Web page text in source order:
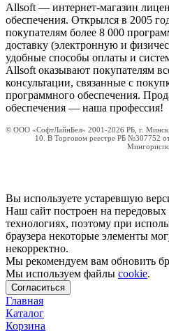
Allsoft — интернет-магазин
обеспечения. Открылся в 2005
покупателям более 8 000
доставку (электронную и
удобные способы оплаты и
Allsoft оказывают покупателям
консультации, связанные с
программного обеспечения.
обеспечения — наша профессия!
© ООО «СофтЛайнБел» 2001-2026 РБ, г.
10. В Торговом реестре РБ №307752
Вы используете устаревшую
Наш сайт построен на
технологиях, поэтому при
браузера некоторые элементы
некорректно.
Мы рекомендуем вам обновить
Мы используем файлы cookie.
Согласиться
Главная
Каталог
Корзина